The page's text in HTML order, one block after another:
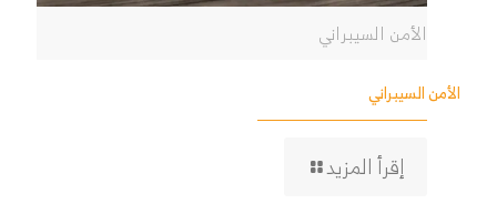
الأمن السيبراني
الأمن السيبراني
إقرأ المزيد